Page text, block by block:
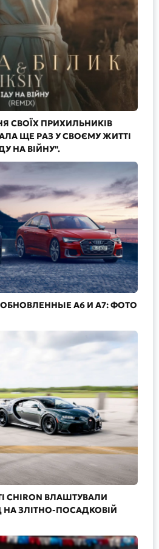
СВОЇХ ПРИХИЛЬНИКІВ
ЩЕ РАЗ У СВОЄМУ ЖИТТІ
НА ВІЙНУ".
A6 И A7: ФОТО
CHIRON ВЛАШТУВАЛИ
ЗЛІТНО-ПОСАДКОВІЙ